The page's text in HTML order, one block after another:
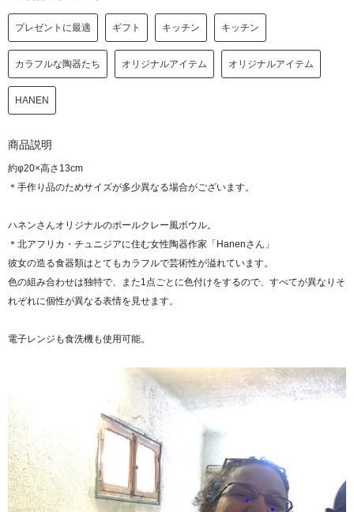
プレゼントに最適 ギフト キッチン キッチン
カラフルな陶器たち オリジナルアイテム オリジナルアイテム
HANEN
商品説明
約φ20×高さ13cm
＊手作り品のためサイズが多少異なる場合がございます。
ハネンさんオリジナルのポールクレー風ボウル。
＊北アフリカ・チュニジアに住む女性陶器作家「Hanenさん」
彼女の造る食器類はとてもカラフルで芸術性が溢れています。
色の組み合わせは独特で、また1点ごとに色付けをするので、すべてが異なりそ
れぞれに個性が異なる表情を見せます。
電子レンジも食洗機も使用可能。